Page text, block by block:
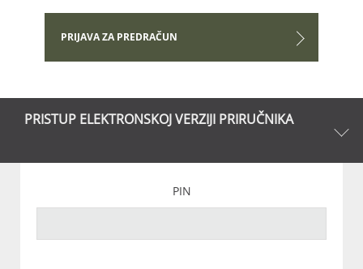
PRIJAVA ZA PREDRAČUN
PRISTUP ELEKTRONSKOJ VERZIJI PRIRUČNIKA
PIN